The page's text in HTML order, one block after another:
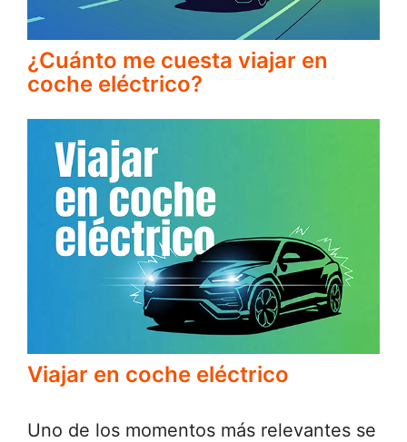
¿Cuánto me cuesta viajar en
coche eléctrico?
Viajar en coche eléctrico
Uno de los momentos más relevantes se